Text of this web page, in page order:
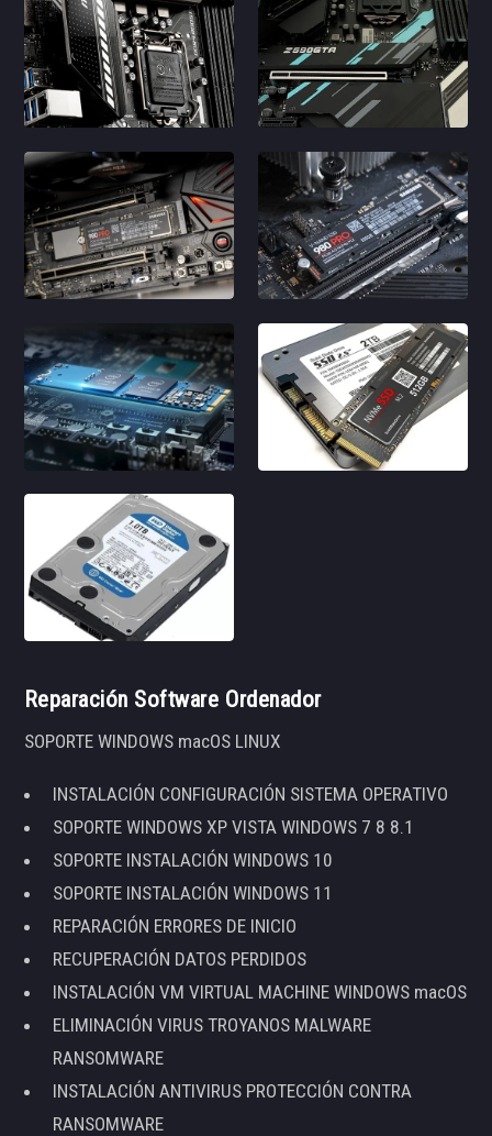
Reparación Software Ordenador
SOPORTE WINDOWS macOS LINUX
INSTALACIÓN CONFIGURACIÓN SISTEMA OPERATIVO
SOPORTE WINDOWS XP VISTA WINDOWS 7 8 8.1
SOPORTE INSTALACIÓN WINDOWS 10
SOPORTE INSTALACIÓN WINDOWS 11
REPARACIÓN ERRORES DE INICIO
RECUPERACIÓN DATOS PERDIDOS
INSTALACIÓN VM VIRTUAL MACHINE WINDOWS macOS
ELIMINACIÓN VIRUS TROYANOS MALWARE
RANSOMWARE
INSTALACIÓN ANTIVIRUS PROTECCIÓN CONTRA
RANSOMWARE